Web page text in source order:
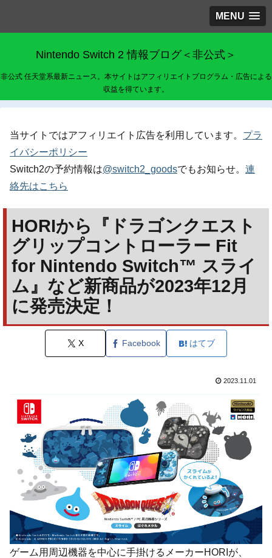
MENU
Nintendo Switch 2 情報ブログ＜非公式＞
非公式 任天堂系最新ニュース。本サイトはアフィリエイトプログラム・広告による
収益を得ています。
当サイトではアフィリエイト広告を利用しています。 プラ
イバシーポリシー
Switch2の予約情報は@switch2_goodsでもお知らせ。 連
絡先はこちら
HORIから『ドラゴンクエスト
グリップコントローラー Fit
for Nintendo Switch™ スライ
ム』など新商品が2023年12月
に発売決定！
X Facebook はてブ
2023.11.01
ゲーム用周辺機器を中心に手掛けるメーカーHORIが、